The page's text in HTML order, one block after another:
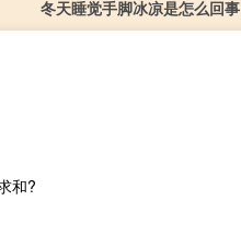
冬天睡觉手脚冰凉是怎么回事
和?